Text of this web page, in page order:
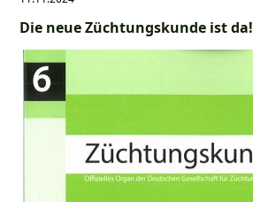
Die neue Züchtungskunde ist da!